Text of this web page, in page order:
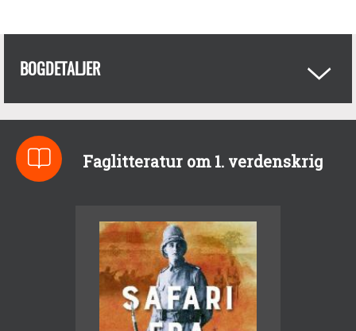
BOGDETALJER
Faglitteratur om 1. verdenskrig